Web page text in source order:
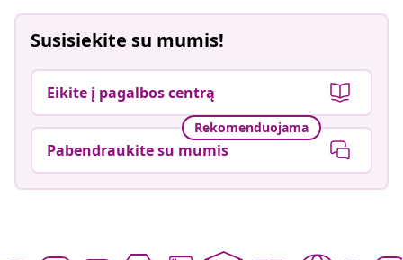
Susisiekite su mumis!
Eikite į pagalbos centrą
Rekomenduojama
Pabendraukite su mumis